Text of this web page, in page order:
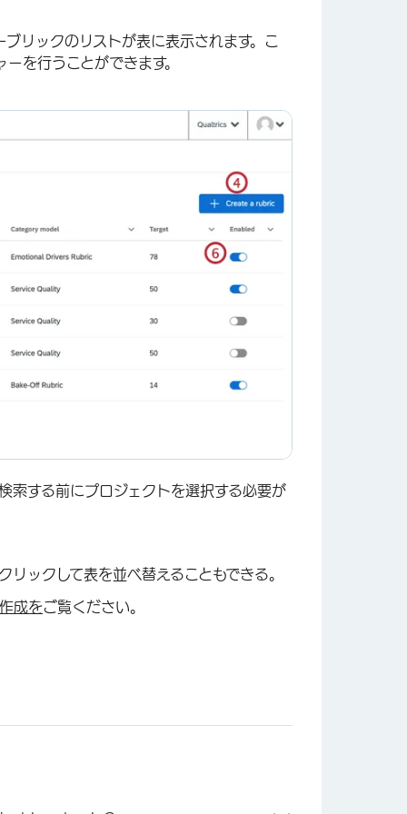
×
リックのリストが表に表示されます。こ
を行うことができます。
索する前にプロジェクトを選択する必要が
ックして表を並べ替えることもできる。
成をご覧ください。